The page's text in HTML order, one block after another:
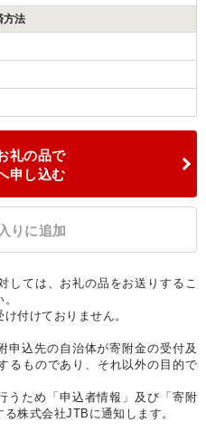
方法
礼の品で
申し込む
りに追加
しては、お礼の品をお送りするこ
付けておりません。
込先の自治体が寄附金の受付及
るものであり、それ以外の目的で
ため「申込者情報」及び「寄附
株式会社JTBに通知します。